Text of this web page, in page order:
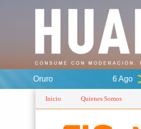
+14°C
Inicio Quienes Somos